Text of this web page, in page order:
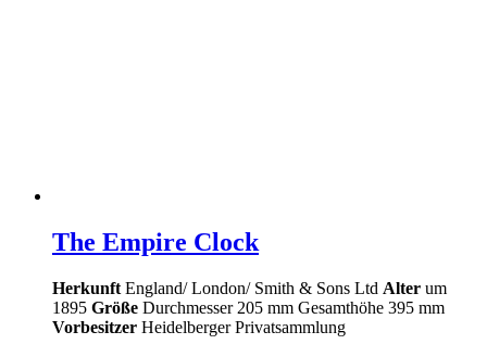
The Empire Clock
Herkunft England/ London/ Smith & Sons Ltd Alter um
1895 Größe Durchmesser 205 mm Gesamthöhe 395 mm
Vorbesitzer Heidelberger Privatsammlung